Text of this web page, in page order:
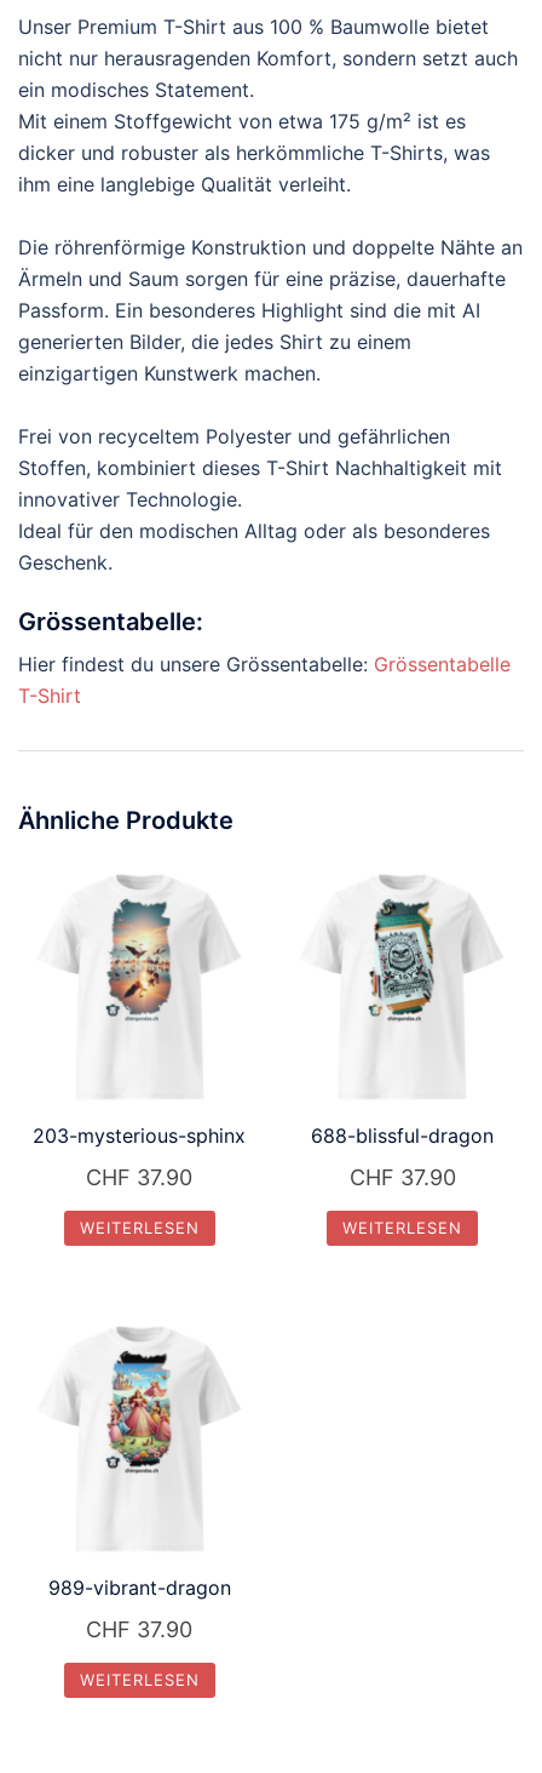
Unser Premium T-Shirt aus 100 % Baumwolle bietet
nicht nur herausragenden Komfort, sondern setzt auch
ein modisches Statement.
Mit einem Stoffgewicht von etwa 175 g/m² ist es
dicker und robuster als herkömmliche T-Shirts, was
ihm eine langlebige Qualität verleiht.
Die röhrenförmige Konstruktion und doppelte Nähte an
Ärmeln und Saum sorgen für eine präzise, dauerhafte
Passform. Ein besonderes Highlight sind die mit AI
generierten Bilder, die jedes Shirt zu einem
einzigartigen Kunstwerk machen.
Frei von recyceltem Polyester und gefährlichen
Stoffen, kombiniert dieses T-Shirt Nachhaltigkeit mit
innovativer Technologie.
Ideal für den modischen Alltag oder als besonderes
Geschenk.
Grössentabelle:
Hier findest du unsere Grössentabelle: Grössentabelle
T-Shirt
Ähnliche Produkte
203-mysterious-sphinx
CHF 37.90
WEITERLESEN
688-blissful-dragon
CHF 37.90
WEITERLESEN
989-vibrant-dragon
CHF 37.90
WEITERLESEN